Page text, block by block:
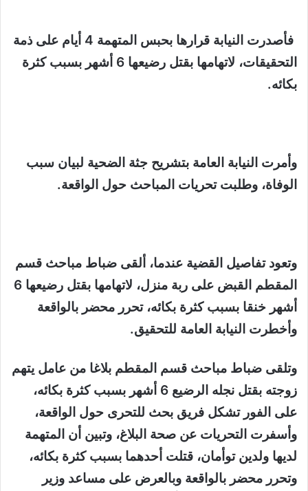
فأصدرت النيابة قرارها بحبس المتهمة 4 أيام على ذمة
التحقيقات، لاتهامها بقتل رضيعها 6 أشهر بسبب كثرة
بكائه.
وأمرت النيابة العامة بتشريح جثة الضحية لبيان سبب
الوفاة، وطلبت تحريات المباحث حول الواقعة.
وتعود تفاصيل القضية عندما، ألقى ضباط مباحث قسم
المقطم القبض على ربة منزل، لاتهامها بقتل رضيعها 6
أشهر خنقا بسبب كثرة بكائه، تحرر محضر بالواقعة
وأخطرت النيابة العامة للتحقيق.
وتلقى ضباط مباحث قسم المقطم بلاغا من عامل يتهم
زوجته بقتل نجله الرضيع 6 أشهر بسبب كثرة بكائه،
على الفور تشكل فريق بحث للتحرى حول الواقعة،
وأسفرت التحريات عن صحة البلاغ، وتبين أن المتهمة
لديها ولدين توأمان، قتلت أحدهما بسبب كثرة بكائه،
وتحرر محضر بالواقعة وبالعرض على مساعد وزير